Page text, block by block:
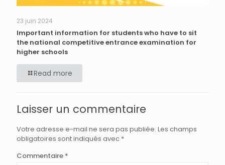
23 juin 2024
Important information for students who have to sit
the national competitive entrance examination for
higher schools
Read more
Laisser un commentaire
Votre adresse e-mail ne sera pas publiée. Les champs
obligatoires sont indiqués avec *
Commentaire *